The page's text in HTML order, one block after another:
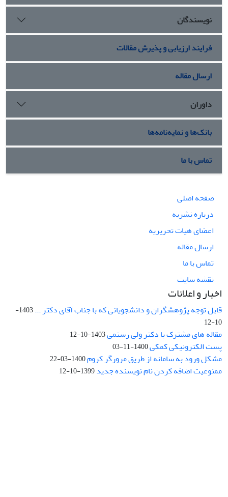
نویسندگان
فرایند ارزیابی و پذیرش مقالات
ارسال مقاله
داوران
بانک‌ها و نمایه‌نامه‌ها
تماس با ما
صفحه اصلی
درباره نشریه
اعضای هیات تحریریه
ارسال مقاله
تماس با ما
نقشه سایت
اخبار و اعلانات
قابل توجه پژوهشگران و دانشجویانی که با جناب آقای دکتر ...
1403-
10-12
مقاله های مشترک با دکتر ولی رستمی1403-10-12
پست الکترونیکی کمکی1400-11-03
مشکل ورود به سامانه از طریق مرورگر کروم1400-03-22
ممنوعیت اضافه کردن نام نویسنده جدید1399-10-12